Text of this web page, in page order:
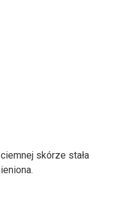
skórze stała